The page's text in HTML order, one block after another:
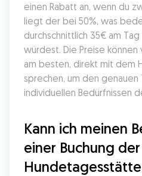
einen Rabatt an, wenn du
liegt der bei 50%, was
durchschnittlich 35€ am
würdest. Die Preise können
am besten, direkt mit dem
sprechen, um den
individuellen Bedürfnissen
Kann ich meinen
einer Buchung der